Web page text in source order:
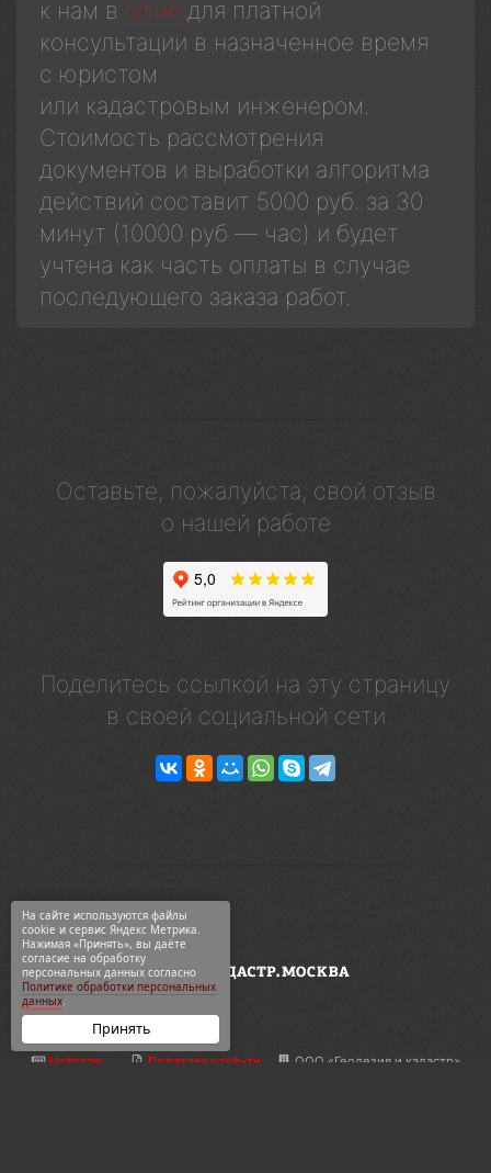
к нам в офис для платной
консультации в назначенное время
с юристом
или кадастровым инженером.
Стоимость рассмотрения
документов и выработки алгоритма
действий составит 5000 руб. за 30
минут (10000 руб — час) и будет
учтена как часть оплаты в случае
последующего заказа работ.
Оставьте, пожалуйста, свой отзыв
о нашей работе
Поделитесь ссылкой на эту страницу
в своей социальной сети
Новости
Политика конф-ти
ООО «Геодезия и кадастр»
На сайте используются файлы
cookie и сервис Яндекс Метрика.
Нажимая «Принять», вы даёте
согласие на обработку
персональных данных согласно
Политике обработки персональных
данных.
Принять